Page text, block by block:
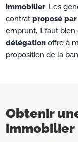
immobilier. Les
contrat proposé
emprunt, il faut
délégation offre à
proposition de la
Obtenir
immobilier